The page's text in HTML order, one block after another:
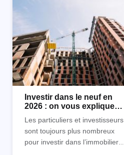
Investir dans le neuf en
2026 : on vous explique
Les particuliers et investisseurs
sont toujours plus nombreux
pour investir dans l’immobilier